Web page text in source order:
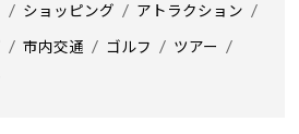
ショッピング アトラクション
市内交通 ゴルフ ツアー